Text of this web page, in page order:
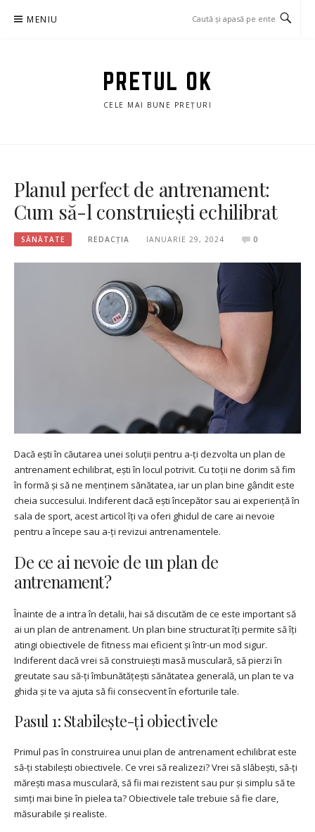
MENIU
PRETUL OK
CELE MAI BUNE PREȚURI
Planul perfect de antrenament:
Cum să-l construiești echilibrat
SĂNĂTATE REDACȚIA IANUARIE 29, 2024 0
Dacă ești în căutarea unei soluții pentru a-ți dezvolta un plan de
antrenament echilibrat, ești în locul potrivit. Cu toții ne dorim să fim
în formă și să ne menținem sănătatea, iar un plan bine gândit este
cheia succesului. Indiferent dacă ești începător sau ai experiență în
sala de sport, acest articol îți va oferi ghidul de care ai nevoie
pentru a începe sau a-ți revizui antrenamentele.
De ce ai nevoie de un plan de
antrenament?
Înainte de a intra în detalii, hai să discutăm de ce este important să
ai un plan de antrenament. Un plan bine structurat îți permite să îți
atingi obiectivele de fitness mai eficient și într-un mod sigur.
Indiferent dacă vrei să construiești masă musculară, să pierzi în
greutate sau să-ți îmbunătățești sănătatea generală, un plan te va
ghida și te va ajuta să fii consecvent în eforturile tale.
Pasul 1: Stabilește-ți obiectivele
Primul pas în construirea unui plan de antrenament echilibrat este
să-ți stabilești obiectivele. Ce vrei să realizezi? Vrei să slăbești, să-ți
mărești masa musculară, să fii mai rezistent sau pur și simplu să te
simți mai bine în pielea ta? Obiectivele tale trebuie să fie clare,
măsurabile și realiste.